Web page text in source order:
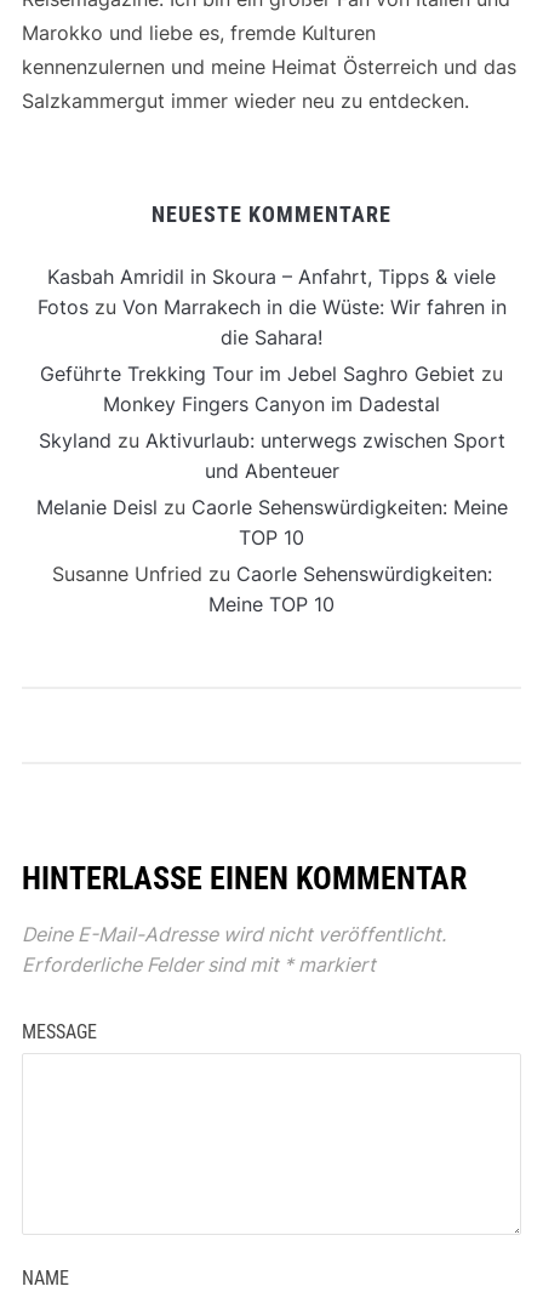
Marokko und liebe es, fremde Kulturen
kennenzulernen und meine Heimat Österreich und das
Salzkammergut immer wieder neu zu entdecken.
NEUESTE KOMMENTARE
Kasbah Amridil in Skoura – Anfahrt, Tipps & viele
Fotoszu Von Marrakech in die Wüste: Wir fahren in
die Sahara!
Geführte Trekking Tour im Jebel Saghro Gebiet zu
Monkey Fingers Canyon im Dadestal
Skyland zu Aktivurlaub: unterwegs zwischen Sport
und Abenteuer
Melanie Deisl zu Caorle Sehenswürdigkeiten: Meine
TOP 10
Susanne Unfried zu Caorle Sehenswürdigkeiten:
Meine TOP 10
HINTERLASSE EINEN KOMMENTAR
Deine E-Mail-Adresse wird nicht veröffentlicht.
Erforderliche Felder sind mit *markiert
MESSAGE
NAME